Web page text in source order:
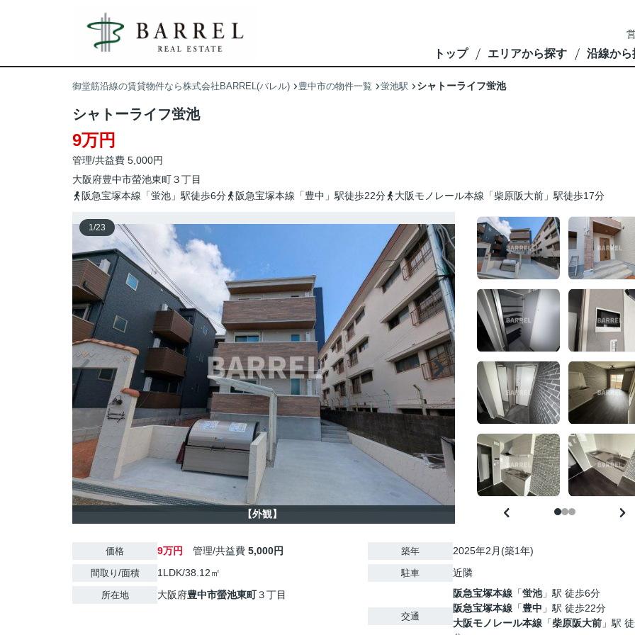
トップ エリアから探す 沿線から
御堂筋沿線の賃貸物件なら株式会社BARREL(バレル) 豊中市の物件一覧 蛍池駅 シャトーライフ蛍池
シャトーライフ蛍池
9万円
管理/共益費 5,000円
大阪府豊中市螢池東町３丁目
阪急宝塚本線「蛍池」駅徒歩6分
阪急宝塚本線「豊中」駅徒歩22分 大阪モノレール本線「柴原阪大前」駅徒歩17分
1/23
【外観】
価格 9万円 管理/共益費 5,000円
間取り/面積 1LDK/38.12㎡
所在地 大阪府豊中市螢池東町３丁目
築年 2025年2月(築1年)
駐車 近隣
交通
阪急宝塚本線 「蛍池」駅 徒歩6分
阪急宝塚本線 「豊中 」駅 徒歩22分
大阪モノレール本線 「柴原阪大前 」駅